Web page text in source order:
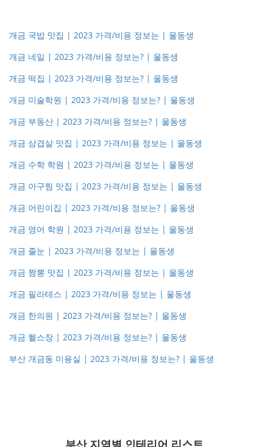
개금 국밥 맛집 | 2023 가격/비용 정보는 | 울동생
개금 네일 | 2023 가격/비용 정보는? | 울동생
개금 떡집 | 2023 가격/비용 정보는? | 울동생
개금 미술학원 | 2023 가격/비용 정보는? | 울동생
개금 부동산 | 2023 가격/비용 정보는? | 울동생
개금 삼겹살 맛집 | 2023 가격/비용 정보는 | 울동생
개금 수학 학원 | 2023 가격/비용 정보는 | 울동생
개금 아구찜 맛집 | 2023 가격/비용 정보는 | 울동생
개금 어린이집 | 2023 가격/비용 정보는? | 울동생
개금 영어 학원 | 2023 가격/비용 정보는 | 울동생
개금 줄눈 | 2023 가격/비용 정보는 | 울동생
개금 짬뽕 맛집 | 2023 가격/비용 정보는 | 울동생
개금 필라테스 | 2023 가격/비용 정보는 | 울동생
개금 한의원 | 2023 가격/비용 정보는? | 울동생
개금 헬스장 | 2023 가격/비용 정보는? | 울동생
부산 개금동 미용실 | 2023 가격/비용 정보는? | 울동생